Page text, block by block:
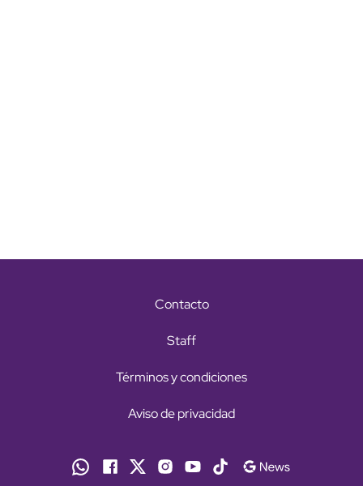
Contacto
Staff
Términos y condiciones
Aviso de privacidad